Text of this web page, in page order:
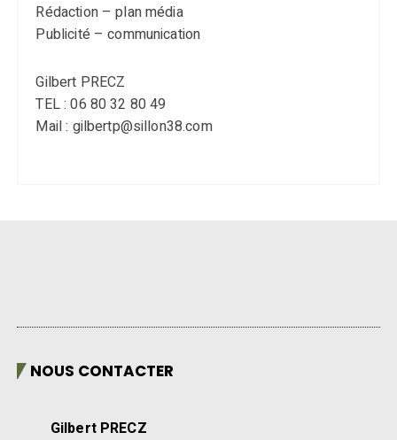
Rédaction – plan média
Publicité – communication
Gilbert PRECZ
TEL : 06 80 32 80 49
Mail : gilbertp@sillon38.com
NOUS CONTACTER
Gilbert PRECZ